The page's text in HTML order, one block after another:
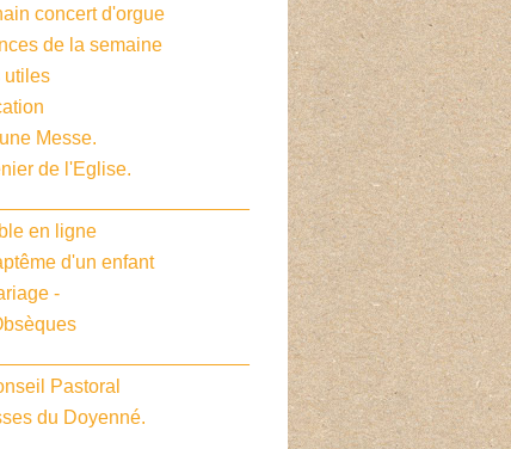
concert d'orgue
de la semaine
utiles
Messe.
de l'Eglise.
en ligne
d'un enfant
-
Pastoral
du Doyenné.